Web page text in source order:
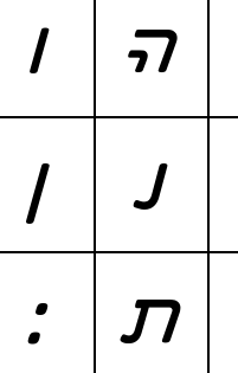
ה ו
נ ן
ת :